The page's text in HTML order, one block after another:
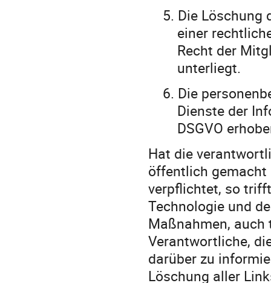
5. Die Löschung
einer
Recht der
unterliegt.
6. Die
Dienste der
DSGVO
Hat die
öffentlich gemacht
verpflichtet, so
Technologie und
Maßnahmen,
Verantwortliche,
darüber zu
Löschung aller